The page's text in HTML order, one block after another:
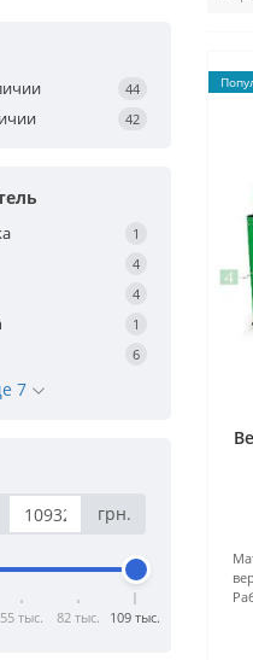
44
42
1
4
4
1
6
7
грн.
55 тыс. 82 тыс. 109 тыс.